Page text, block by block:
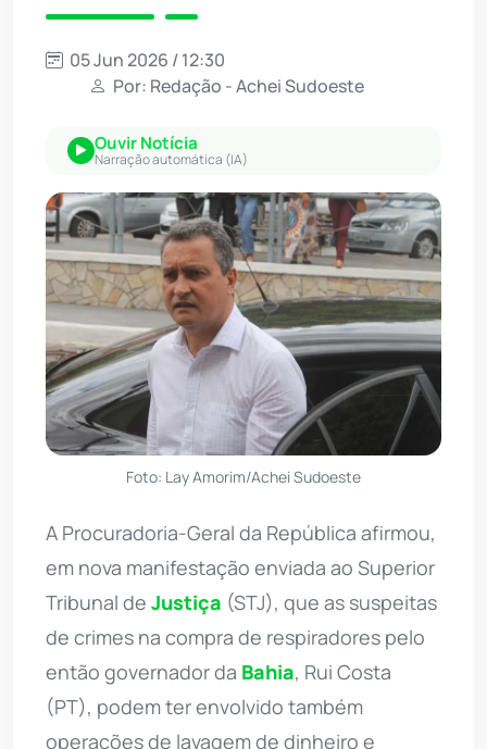
05 Jun 2026 / 12:30
Por: Redação - Achei Sudoeste
Ouvir Notícia
Narração automática (IA)
Foto: Lay Amorim/Achei Sudoeste
A Procuradoria-Geral da República afirmou,
em nova manifestação enviada ao Superior
Tribunal de Justiça (STJ), que as suspeitas
de crimes na compra de respiradores pelo
então governador da Bahia, Rui Costa
(PT), podem ter envolvido também
operações de lavagem de dinheiro e